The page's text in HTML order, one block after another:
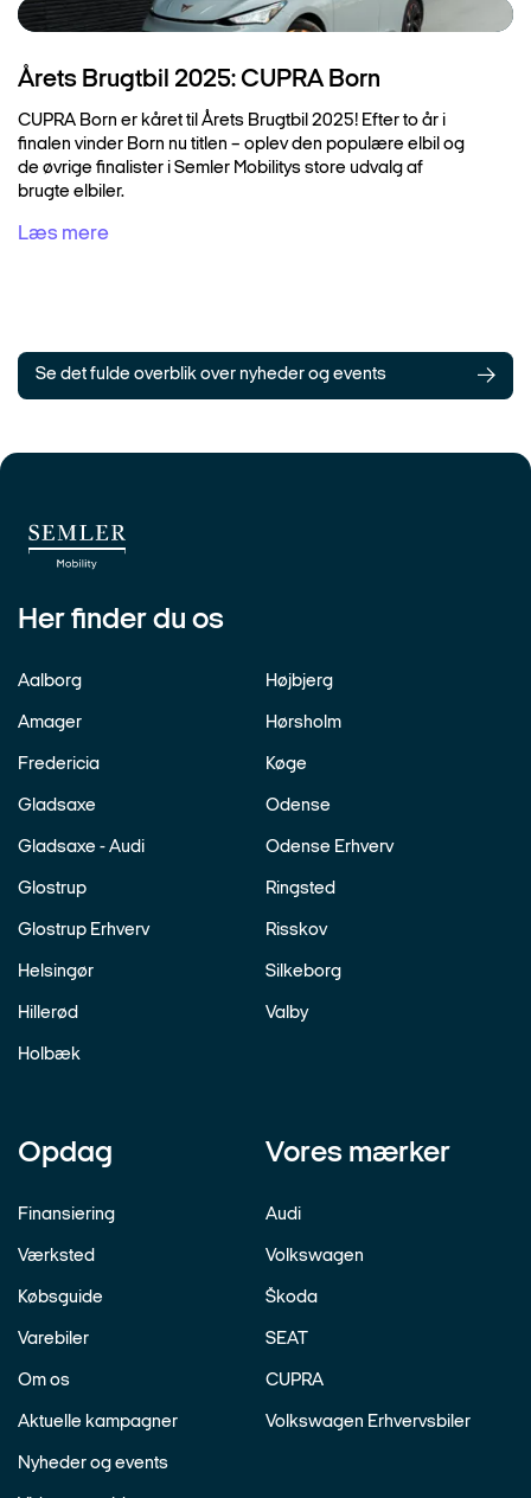
Årets Brugtbil 2025: CUPRA Born
CUPRA Born er kåret til Årets Brugtbil 2025! Efter to år i
finalen vinder Born nu titlen – oplev den populære elbil og
de øvrige finalister i Semler Mobilitys store udvalg af
brugte elbiler.
Læs mere
Se det fulde overblik over nyheder og events
Her finder du os
Aalborg
Amager
Fredericia
Gladsaxe
Gladsaxe - Audi
Glostrup
Glostrup Erhverv
Helsingør
Hillerød
Holbæk
Højbjerg
Hørsholm
Køge
Odense
Odense Erhverv
Ringsted
Risskov
Silkeborg
Valby
Opdag
Finansiering
Værksted
Købsguide
Varebiler
Om os
Aktuelle kampagner
Nyheder og events
Vores mærker
Audi
Volkswagen
Škoda
SEAT
CUPRA
Volkswagen Erhvervsbiler